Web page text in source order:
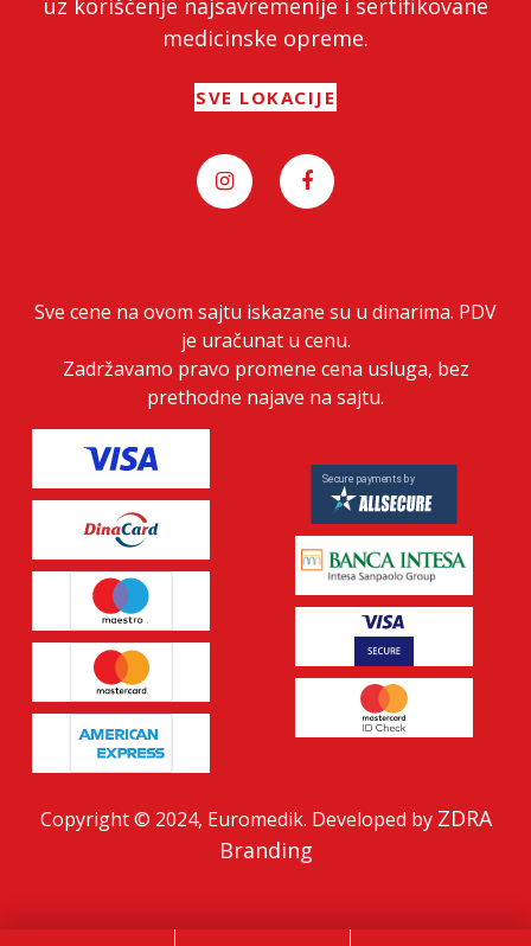
uz korišćenje najsavremenije i sertifikovane
medicinske opreme.
SVE LOKACIJE
Sve cene na ovom sajtu iskazane su u dinarima. PDV
je uračunat u cenu.
Zadržavamo pravo promene cena usluga, bez
prethodne najave na sajtu.
Copyright © 2024, Euromedik. Developed by ZDRA
Branding